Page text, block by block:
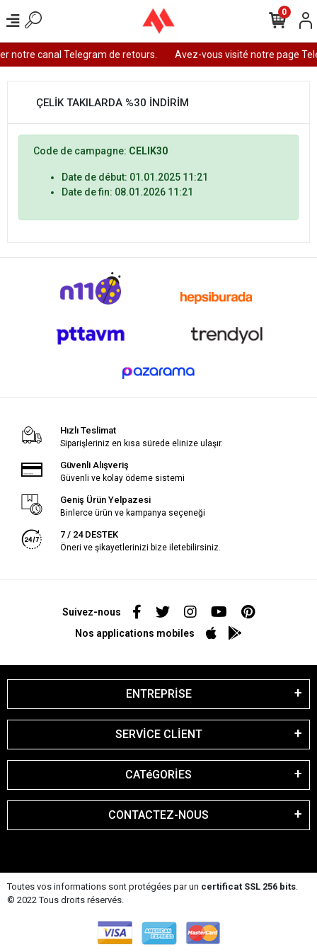
notre canal Telegram de retours. Avez-vous visité notre page
0
ÇELİK TAKILARDA %30 İNDİRİM
Code de campagne: CELIK30
Date de début: 01.01.2025 11:21
Date de fin: 08.01.2026 11:21
Hızlı Teslimat
Siparişleriniz en kısa sürede elinize ulaşır.
Güvenli Alışveriş
Güvenli ve kolay ödeme sistemi
Geniş Ürün Yelpazesi
Binlerce ürün ve kampanya seçeneği
7 / 24 DESTEK
Öneri ve şikayetlerinizi bize iletebilirsiniz.
Suivez-nous
Nos applications mobiles
ENTREPRİSE
SERVİCE CLİENT
CATéGORİES
CONTACTEZ-NOUS
Toutes vos informations sont protégées par un certificat SSL 256 bits.
© 2022 Tous droits réservés.